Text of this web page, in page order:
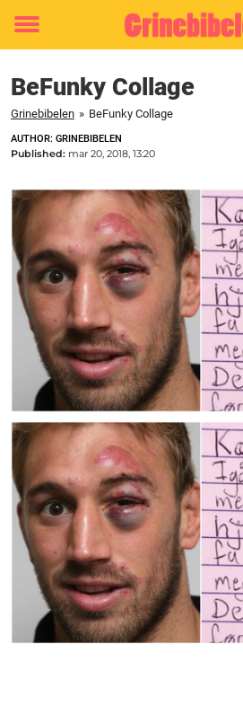
Toggle
BeFunky Collage
Grinebibelen » BeFunky Collage
AUTHOR: GRINEBIBELEN
Published: mar 20, 2018, 13:20